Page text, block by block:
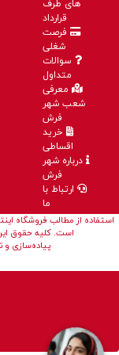
های طرف
قرارداد
فرصت
شغلی
سوالات
متداول
معرفی
شعب شهر
فرش
خرید
اقساطی
درباره شهر
فرش
ارتباط با
ما
استفاده از مطالب فروشگاه
است. کلیه حقوق
پیاده‌سازی